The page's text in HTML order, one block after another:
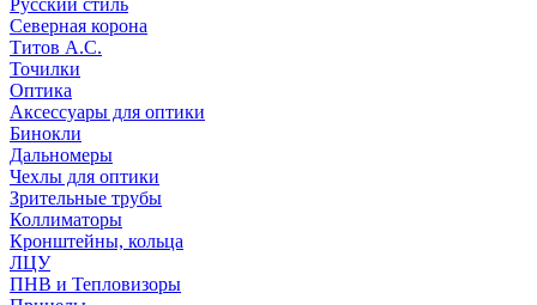
Русский стиль
Северная корона
Титов А.С.
Точилки
Оптика
Аксессуары для оптики
Бинокли
Дальномеры
Чехлы для оптики
Зрительные трубы
Коллиматоры
Кронштейны, кольца
ЛЦУ
ПНВ и Тепловизоры